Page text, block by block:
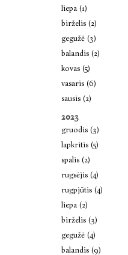
liepa (1)
birželis (2)
gegužė (3)
balandis (2)
kovas (5)
vasaris (6)
sausis (2)
2023
gruodis (3)
lapkritis (5)
spalis (2)
rugsėjis (4)
rugpjūtis (4)
liepa (2)
birželis (3)
gegužė (4)
balandis (9)